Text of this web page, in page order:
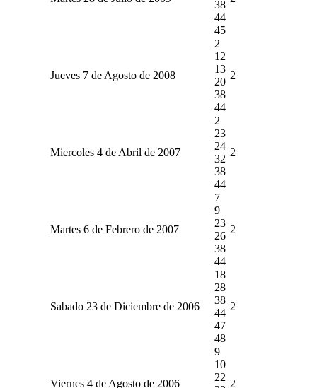
38
44
45
Jueves 7 de Agosto de 2008
2
12
13
20
38
44
2
Miercoles 4 de Abril de 2007
2
23
24
32
38
44
2
Martes 6 de Febrero de 2007
7
9
23
26
38
44
2
Sabado 23 de Diciembre de 2006
18
28
38
44
47
48
2
Viernes 4 de Agosto de 2006
9
10
22
2